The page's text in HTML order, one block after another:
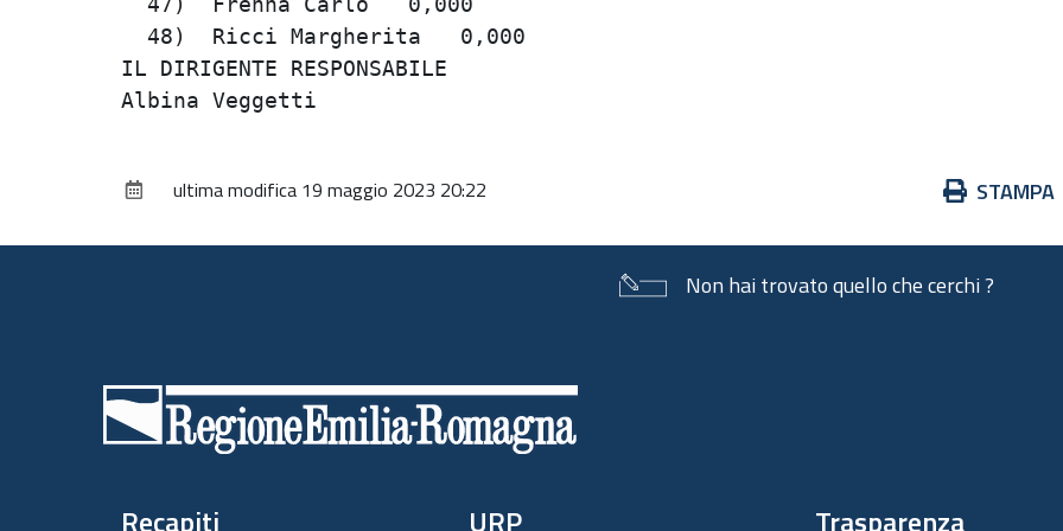
48)  Ricci Margherita
IL DIRIGENTE
Azioni
documento
STAMPA
ultima modifica 19 maggio 2023 20:22
Non hai trovato quello che cerchi ?
Recapiti URP Trasparenza